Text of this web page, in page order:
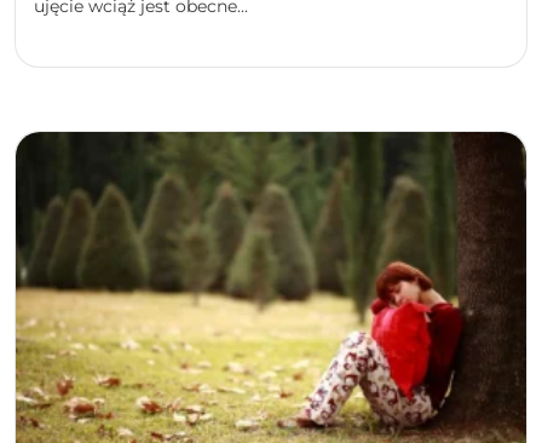
ujęcie wciąż jest obecne...